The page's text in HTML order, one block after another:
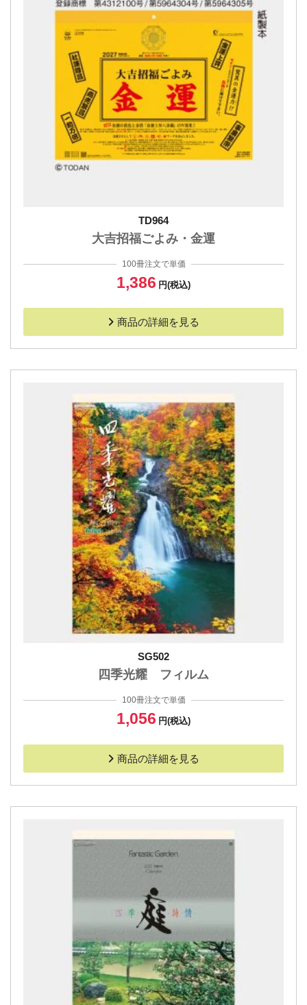
TD964
大吉招福ごよみ・金運
100冊注文で単価
1,386 円(税込)
商品の詳細を見る
SG502
四季光耀 フィルム
100冊注文で単価
1,056 円(税込)
商品の詳細を見る